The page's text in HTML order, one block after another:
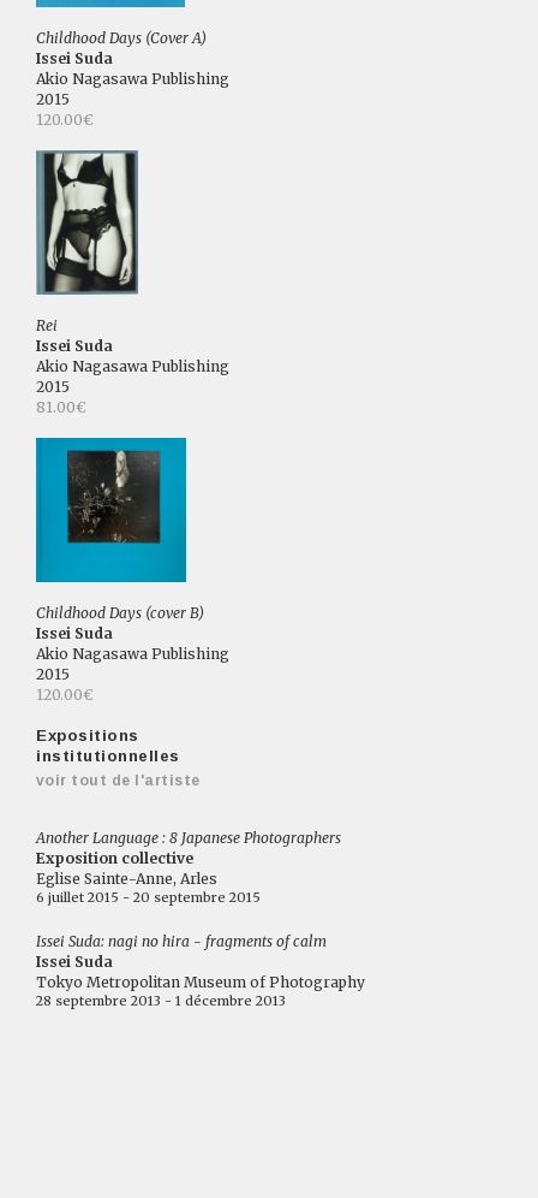
Childhood Days (Cover A)
Issei Suda
Akio Nagasawa Publishing
2015
120.00€
Rei
Issei Suda
Akio Nagasawa Publishing
2015
81.00€
Childhood Days (cover B)
Issei Suda
Akio Nagasawa Publishing
2015
120.00€
Expositions
institutionnelles
voir tout de l'artiste
Another Language : 8 Japanese Photographers
Exposition collective
Eglise Sainte-Anne, Arles
6 juillet 2015 - 20 septembre 2015
Issei Suda: nagi no hira - fragments of calm
Issei Suda
Tokyo Metropolitan Museum of Photography
28 septembre 2013 - 1 décembre 2013